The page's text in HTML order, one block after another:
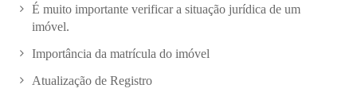
É muito importante verificar a situação jurídica de um
imóvel.
Importância da matrícula do imóvel
Atualização de Registro